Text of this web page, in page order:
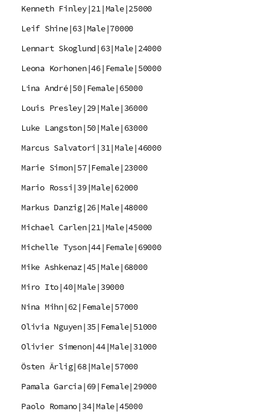
Kenneth Finley|21|Male|25000
Leif Shine|63|Male|70000
Lennart Skoglund|63|Male|24000
Leona Korhonen|46|Female|50000
Lina André|50|Female|65000
Louis Presley|29|Male|36000
Luke Langston|50|Male|63000
Marcus Salvatori|31|Male|46000
Marie Simon|57|Female|23000
Mario Rossi|39|Male|62000
Markus Danzig|26|Male|48000
Michael Carlen|21|Male|45000
Michelle Tyson|44|Female|69000
Mike Ashkenaz|45|Male|68000
Miro Ito|40|Male|39000
Nina Mihn|62|Female|57000
Olivia Nguyen|35|Female|51000
Olivier Simenon|44|Male|31000
Östen Ärlig|68|Male|57000
Pamala Garcia|69|Female|29000
Paolo Romano|34|Male|45000